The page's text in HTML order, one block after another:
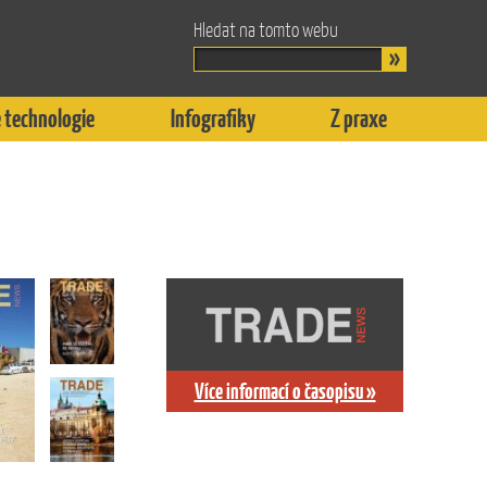
Hledat na tomto webu
technologie Infografiky Z praxe
Více informací o časopisu »